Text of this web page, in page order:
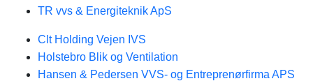
TR vvs & Energiteknik ApS
Clt Holding Vejen IVS
Holstebro Blik og Ventilation
Hansen & Pedersen VVS- og Entreprenørfirma APS